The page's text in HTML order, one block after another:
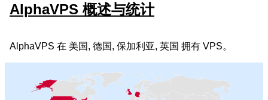
AlphaVPS 概述与统计
AlphaVPS 在 美国, 德国, 保加利亚, 英国 拥有 VPS。